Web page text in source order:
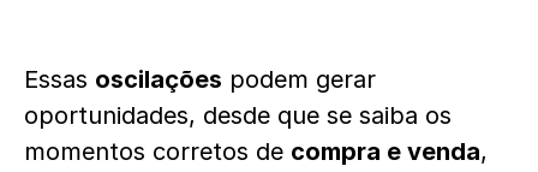
Essas oscilações podem gerar
oportunidades, desde que se saiba os
momentos corretos de compra e venda,